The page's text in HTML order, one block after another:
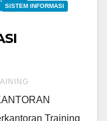
SISTEM INFORMASI
Training